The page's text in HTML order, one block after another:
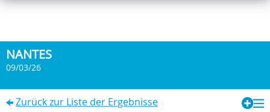
NANTES
09/03/26
Zurück zur Liste der Ergebnisse